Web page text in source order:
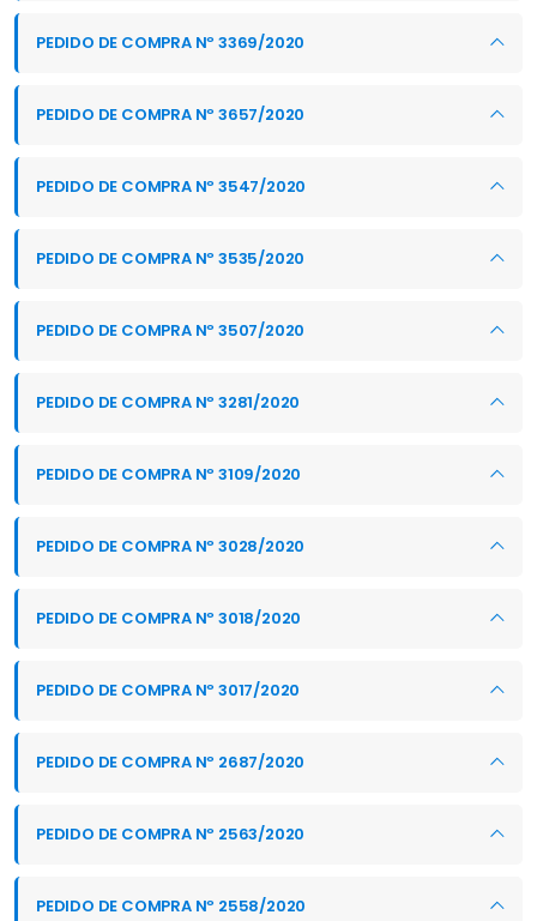
PEDIDO DE COMPRA Nº 3369/2020
PEDIDO DE COMPRA Nº 3657/2020
PEDIDO DE COMPRA Nº 3547/2020
PEDIDO DE COMPRA Nº 3535/2020
PEDIDO DE COMPRA Nº 3507/2020
PEDIDO DE COMPRA Nº 3281/2020
PEDIDO DE COMPRA Nº 3109/2020
PEDIDO DE COMPRA Nº 3028/2020
PEDIDO DE COMPRA Nº 3018/2020
PEDIDO DE COMPRA Nº 3017/2020
PEDIDO DE COMPRA Nº 2687/2020
PEDIDO DE COMPRA Nº 2563/2020
PEDIDO DE COMPRA Nº 2558/2020